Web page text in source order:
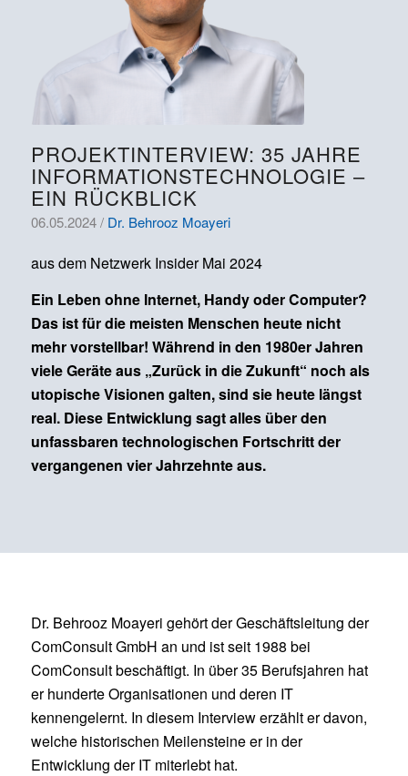
PROJEKTINTERVIEW: 35 JAHRE
INFORMATIONSTECHNOLOGIE –
EIN RÜCKBLICK
06.05.2024 / Dr. Behrooz Moayeri
aus dem Netzwerk Insider Mai 2024
Ein Leben ohne Internet, Handy oder Computer?
Das ist für die meisten Menschen heute nicht
mehr vorstellbar! Während in den 1980er Jahren
viele Geräte aus „Zurück in die Zukunft“ noch als
utopische Visionen galten, sind sie heute längst
real. Diese Entwicklung sagt alles über den
unfassbaren technologischen Fortschritt der
vergangenen vier Jahrzehnte aus.
Dr. Behrooz Moayeri gehört der Geschäftsleitung der
ComConsult GmbH an und ist seit 1988 bei
ComConsult beschäftigt. In über 35 Berufsjahren hat
er hunderte Organisationen und deren IT
kennengelernt. In diesem Interview erzählt er davon,
welche historischen Meilensteine er in der
Entwicklung der IT miterlebt hat.